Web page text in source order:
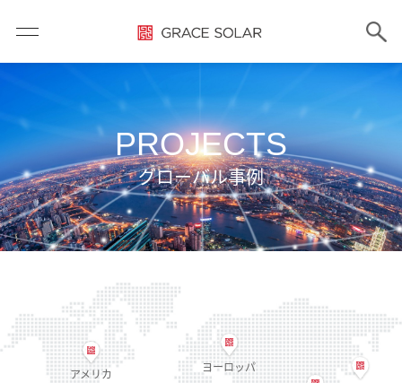
PROJECTS
グローバル事例
アメリカ
ヨーロッパ